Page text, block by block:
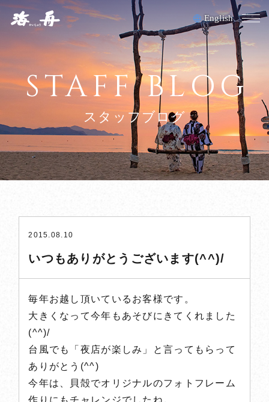
English
お料理
夕日ヶ浦温泉/施設
採用情報
スタッフブログ
記念日のお客様
プライバシーポリシー
English
STAFF BLOG
スタッフブログ
2015.08.10
いつもありがとうございます(^^)/
毎年お越し頂いているお客様です。
大きくなって今年もあそびにきてくれました
(^^)/
台風でも「夜店が楽しみ」と言ってもらって
ありがとう(^^)
今年は、貝殻でオリジナルのフォトフレーム
作りにもチャレンジでしたね。